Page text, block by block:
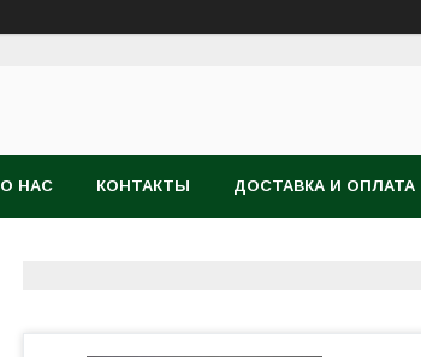
О НАС КОНТАКТЫ ДОСТАВКА И ОПЛАТА